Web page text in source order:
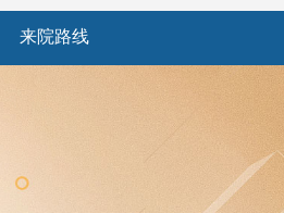
来院路线